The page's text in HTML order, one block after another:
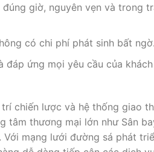
giờ, nguyên vẹn và trong
có chi phí phát sinh bất ngờ.
đáp ứng mọi yêu cầu của khách
chiến lược và hệ thống giao
tâm thương mại lớn như Sân
Với mạng lưới đường sá phát